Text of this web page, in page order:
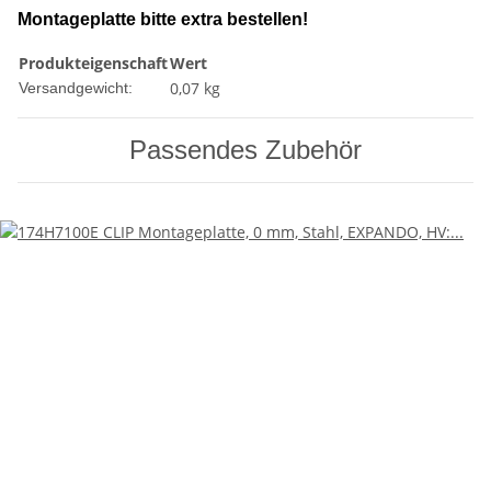
Montageplatte bitte extra bestellen!
ProdukteigenschaftWert
Versandgewicht: 0,07 kg
Passendes Zubehör